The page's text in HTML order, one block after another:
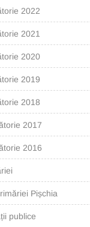
2022
2021
2020
2019
2018
2017
2016
Pișchia
publice